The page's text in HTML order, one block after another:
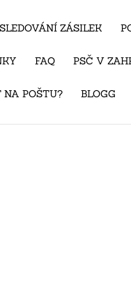
SLEDOVÁNÍ ZÁSILEK
FAQ PSČ V
NA POŠTU? BLOGG